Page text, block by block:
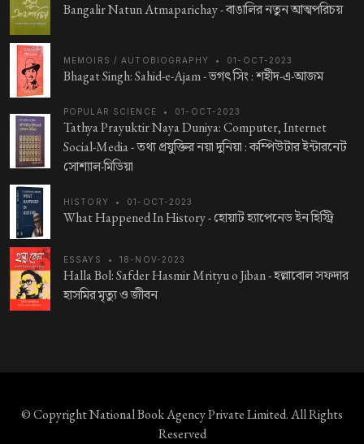
Bangalir Natun Atmaparichay -বাঙালির নতুন আত্মপরিচয়
MEMOIRS / AUTOBIOGRAPHY • 01-OCT-2023
Bhagat Singh: Sahid-e-Ajam -ভগৎ সিং : শহীদ-এ-আজম
POPULAR SCIENCE • 01-OCT-2023
Tathya Prayuktir Naya Duniya: Computer, Internet
Social-Media -তথ্য প্রযুক্তির নয়া দুনিয়া : কম্পিউটার ইন্টারনেট
সোশ্যাল-মিডিয়া
HISTORY • 01-OCT-2023
What Happened In History -হোয়াট হ্যাপেনেড ইন হিস্ট্রি
ESSAYS • 18-NOV-2023
Halla Bol: Safder Hasmir Mrityu o Jiban -হল্লাবোল সফদার
হাসমির মৃত্যু ও জীবন
© CopyrightNational Book Agency Private Limited. All Rights
Reserved